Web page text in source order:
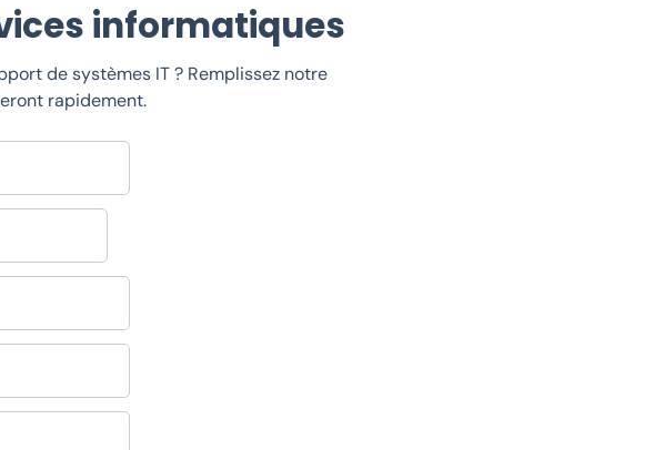
informatiques
de systèmes IT ? Remplissez notre
rapidement.